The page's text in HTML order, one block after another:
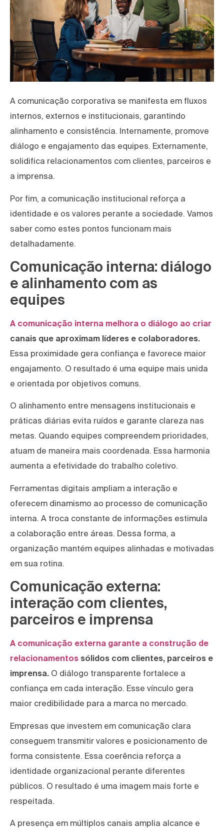
A comunicação corporativa se manifesta em fluxos
internos, externos e institucionais, garantindo
alinhamento e consistência. Internamente, promove
diálogo e engajamento das equipes. Externamente,
solidifica relacionamentos com clientes, parceiros e
a imprensa.
Por fim, a comunicação institucional reforça a
identidade e os valores perante a sociedade. Vamos
saber como estes pontos funcionam mais
detalhadamente.
Comunicação interna: diálogo
e alinhamento com as
equipes
A comunicação interna melhora o diálogo ao criar
canais que aproximam líderes e colaboradores.
Essa proximidade gera confiança e favorece maior
engajamento. O resultado é uma equipe mais unida
e orientada por objetivos comuns.
O alinhamento entre mensagens institucionais e
práticas diárias evita ruídos e garante clareza nas
metas. Quando equipes compreendem prioridades,
atuam de maneira mais coordenada. Essa harmonia
aumenta a efetividade do trabalho coletivo.
Ferramentas digitais ampliam a interação e
oferecem dinamismo ao processo de comunicação
interna. A troca constante de informações estimula
a colaboração entre áreas. Dessa forma, a
organização mantém equipes alinhadas e motivadas
em sua rotina.
Comunicação externa:
interação com clientes,
parceiros e imprensa
A comunicação externa garante a construção de
relacionamentos sólidos com clientes, parceiros e
imprensa. O diálogo transparente fortalece a
confiança em cada interação. Esse vínculo gera
maior credibilidade para a marca no mercado.
Empresas que investem em comunicação clara
conseguem transmitir valores e posicionamento de
forma consistente. Essa coerência reforça a
identidade organizacional perante diferentes
públicos. O resultado é uma imagem mais forte e
respeitada.
A presença em múltiplos canais amplia alcance e